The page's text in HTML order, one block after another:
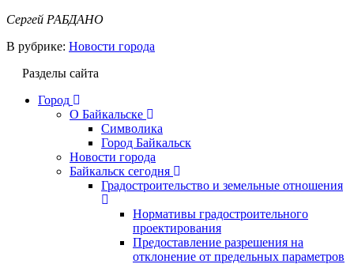
Сергей РАБДАНО
В рубрике: Новости города
Разделы сайта
Город
О Байкальске
Символика
Город Байкальск
Новости города
Байкальск сегодня
Градостроительство и земельные отношения
Нормативы градостроительного
проектирования
Предоставление разрешения на
отклонение от предельных параметров